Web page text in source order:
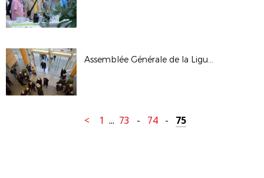
Assemblée Générale de la Ligue - janv 2017
< 1 ... 73 - 74 - 75